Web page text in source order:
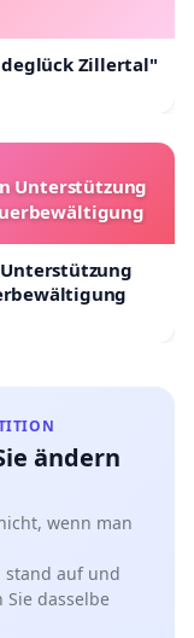
Zillertal"
Unterstützung
ändern
wenn man
stand auf und
dasselbe